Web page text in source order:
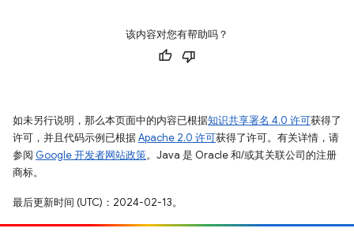
该内容对您有帮助吗？
如未另行说明，那么本页面中的内容已根据知识共享署名 4.0 许可获得了
许可，并且代码示例已根据Apache 2.0 许可获得了许可。有关详情，请
参阅 Google 开发者网站政策。Java 是 Oracle 和/或其关联公司的注册
商标。
最后更新时间 (UTC)：2024-02-13。